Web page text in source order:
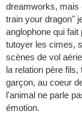
dreamworks, mais
train your dragon"
anglophone qui
tutoyer les cimes,
scènes de vol
la relation père
garçon, au coeur
l'animal ne parle
émotion.